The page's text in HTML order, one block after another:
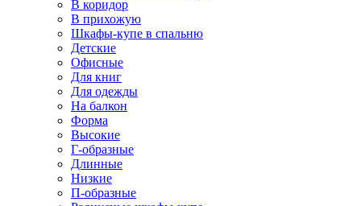
В коридор
В прихожую
Шкафы-купе в спальню
Детские
Офисные
Для книг
Для одежды
На балкон
Форма
Высокие
Г-образные
Длинные
Низкие
П-образные